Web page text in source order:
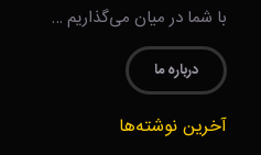
با شما در میان می‌گذاریم …
درباره ما
آخرین نوشته‌ها